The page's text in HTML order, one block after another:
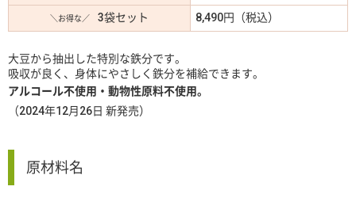
＼お得な／ 3袋セット 8,490円（税込）
大豆から抽出した特別な鉄分です。
吸収が良く、身体にやさしく鉄分を補給できます。
アルコール不使用・動物性原料不使用。
（2024年12月26日 新発売）
原材料名